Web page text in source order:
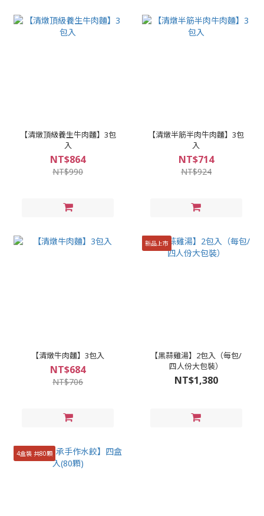
【清燉頂級養生牛肉麵】3包
入
NT$864
NT$990
【清燉半筋半肉牛肉麵】3包
入
NT$714
NT$924
【清燉牛肉麵】3包入
NT$684
NT$706
新品上市
【黑蒜雞湯】2包入（每包/
四人份大包裝）
NT$1,380
4盒裝 共80顆